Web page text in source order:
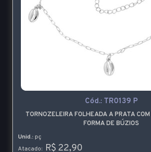
Cód.: TR0139 P
TORNOZELEIRA FOLHEADA A PRATA
FORMA DE BÚZIOS
Unid.: pç
Atacado: R$ 22,90